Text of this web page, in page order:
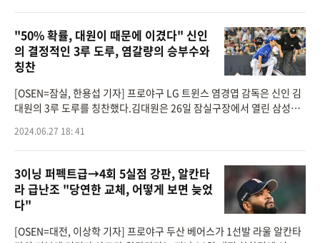
"50% 확률, 대원이 때문에 이겼다" 신인
의 결정적인 3루 도루, 염갈량의 승부수와
칭찬
[OSEN=잠실, 한용섭 기자] 프로야구 LG 트윈스 염경엽 감독은 신인 김
대원의 3루 도루를 칭찬했다.김대원은 26일 잠실구장에서 열린 삼성전
시켰다. 김대원의 도
2024.06.27 18: 41
3이닝 퍼펙트급→4회 5실점 강판, 알칸타
라 급난조 "당연한 교체, 어떻게 보면 늦었
다"
[OSEN=대전, 이상학 기자] 프로야구 두산 베어스가 1선발 라울 알칸타